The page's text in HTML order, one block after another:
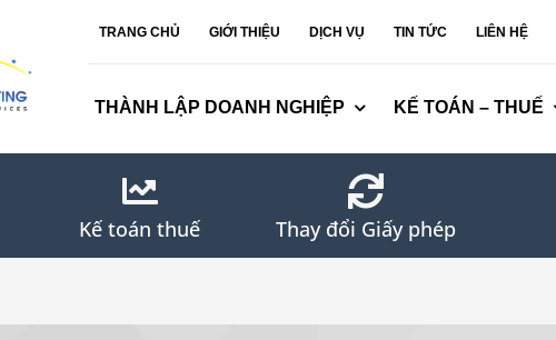
TRANG CHỦ GIỚI THIỆU DỊCH VỤ TIN TỨC LIÊN HỆ
THÀNH LẬP DOANH NGHIỆP KẾ TOÁN – THUẾ
Kế toán thuế Thay đổi Giấy phép